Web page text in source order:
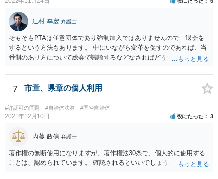
辻村 幸宏 弁護士
そもそもPTAは任意団体であり強制加入ではありませんので、退会を
するという方法もあります。 中にいながら変革を促すのであれば、当
番制のあり方について総会で議論するなどなさればどうでしょうか。
7 市章、県章の個人利用
#許認可の問題 #自治体法務 #国や自治体
2021年12月10日 役にたった 3
内藤 政信 弁護士
著作権の無断使用になりますが、著作権法30条で、個人的に使用する
ことは、認められています。 確認されるといいでしょう。